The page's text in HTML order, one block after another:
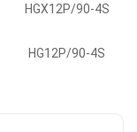
HGX12P/90-4S
HG12P/90-4S